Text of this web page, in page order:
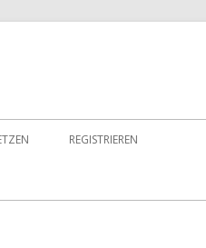
REGISTRIEREN